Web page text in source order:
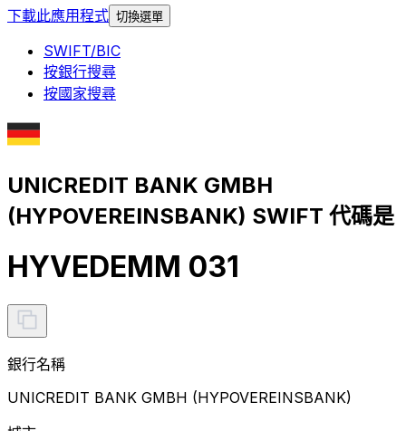
下載此應用程式 切換選單
SWIFT/BIC
按銀行搜尋
按國家搜尋
UNICREDIT BANK GMBH
(HYPOVEREINSBANK) SWIFT 代碼是
HYVEDEMM 031
銀行名稱
UNICREDIT BANK GMBH (HYPOVEREINSBANK)